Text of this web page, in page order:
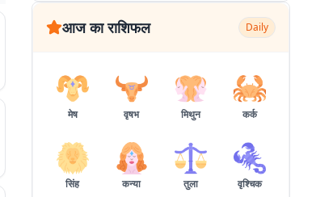
आज का राशिफल Daily
मेष वृषभ मिथुन कर्क
सिंह कन्या तुला वृश्चिक